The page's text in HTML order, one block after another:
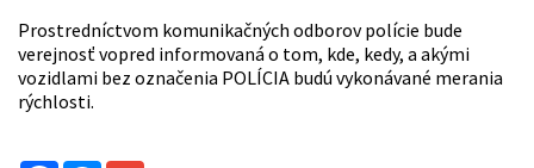
Prostredníctvom komunikačných odborov polície bude
verejnosť vopred informovaná o tom, kde, kedy, a akými
vozidlami bez označenia POLÍCIA budú vykonávané merania
rýchlosti.